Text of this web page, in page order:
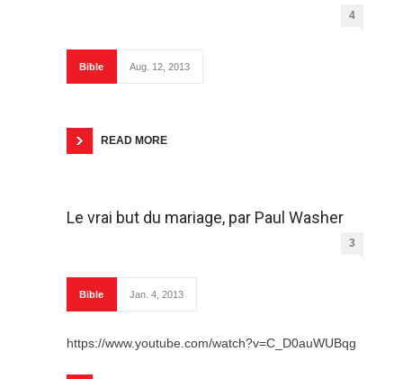
4
Bible Aug. 12, 2013
READ MORE
Le vrai but du mariage, par Paul Washer
3
Bible Jan. 4, 2013
https://www.youtube.com/watch?v=C_D0auWUBqg